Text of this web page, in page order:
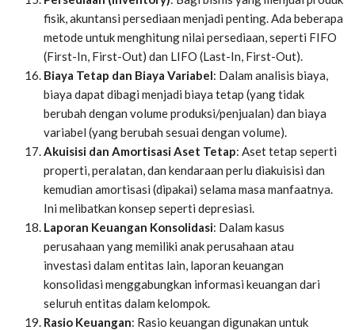
fisik, akuntansi persediaan menjadi penting. Ada beberapa
metode untuk menghitung nilai persediaan, seperti FIFO
(First-In, First-Out) dan LIFO (Last-In, First-Out).
Biaya Tetap dan Biaya Variabel: Dalam analisis biaya,
biaya dapat dibagi menjadi biaya tetap (yang tidak
berubah dengan volume produksi/penjualan) dan biaya
variabel (yang berubah sesuai dengan volume).
Akuisisi dan Amortisasi Aset Tetap: Aset tetap seperti
properti, peralatan, dan kendaraan perlu diakuisisi dan
kemudian amortisasi (dipakai) selama masa manfaatnya.
Ini melibatkan konsep seperti depresiasi.
Laporan Keuangan Konsolidasi: Dalam kasus
perusahaan yang memiliki anak perusahaan atau
investasi dalam entitas lain, laporan keuangan
konsolidasi menggabungkan informasi keuangan dari
seluruh entitas dalam kelompok.
Rasio Keuangan: Rasio keuangan digunakan untuk